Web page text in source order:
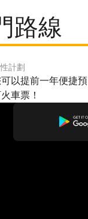
路線
計劃
以提前一年便捷預
車票！